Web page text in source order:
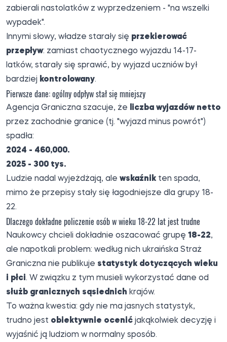
zabierali nastolatków z wyprzedzeniem - "na wszelki
wypadek".
Innymi słowy, władze starały się przekierować
przepływ: zamiast chaotycznego wyjazdu 14-17-
latków, starały się sprawić, by wyjazd uczniów był
bardziej kontrolowany.
Pierwsze dane: ogólny odpływ stał się mniejszy
Agencja Graniczna szacuje, że
liczba wyjazdów netto
przez zachodnie granice (tj. "wyjazd minus powrót")
spadła:
2024 - 460,000.
2025 - 300 tys.
Ludzie nadal wyjeżdżają, ale wskaźnik ten spada,
mimo że przepisy stały się łagodniejsze dla grupy 18-
22.
Dlaczego dokładne policzenie osób w wieku 18-22 lat jest trudne
Naukowcy chcieli dokładnie oszacować grupę 18-22,
ale napotkali problem: według nich ukraińska Straż
Graniczna nie publikuje statystyk dotyczących wieku
i płci. W związku z tym musieli wykorzystać dane od
służb granicznych sąsiednich krajów.
To ważna kwestia: gdy nie ma jasnych statystyk,
trudno jest obiektywnie ocenić jakąkolwiek decyzję i
wyjaśnić ją ludziom w normalny sposób.